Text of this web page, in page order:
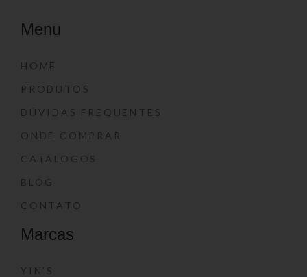
Menu
HOME
PRODUTOS
DÚVIDAS FREQUENTES
ONDE COMPRAR
CATÁLOGOS
BLOG
CONTATO
Marcas
YIN’S